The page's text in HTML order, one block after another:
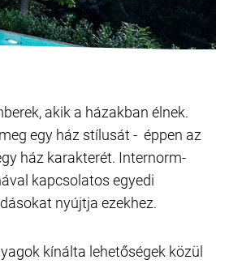
akik a házakban élnek.
egy ház stílusát - éppen az
ház karakterét. Internorm-
kapcsolatos egyedi
nyújtja ezekhez.
kínálta lehetőségek közül